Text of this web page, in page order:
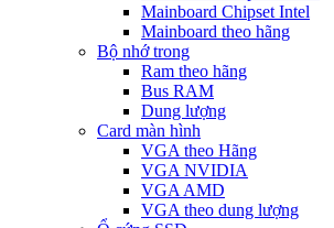
Mainboard Chipset Intel
Mainboard theo hãng
Bộ nhớ trong
Ram theo hãng
Bus RAM
Dung lượng
Card màn hình
VGA theo Hãng
VGA NVIDIA
VGA AMD
VGA theo dung lượng